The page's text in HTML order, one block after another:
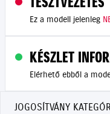
Ez a modell jelenleg
KÉSZLET
Elérhető ebből a
JOGOSÍTVÁNY